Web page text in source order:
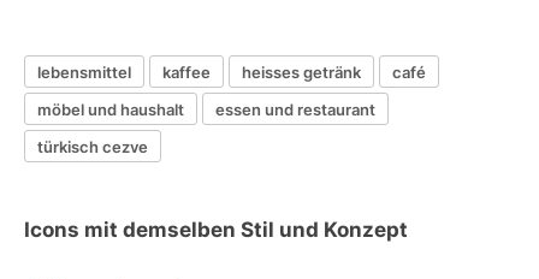
lebensmittel kaffee heisses getränk
café
möbel und haushalt
essen und restaurant
türkisch cezve
Icons mit demselben Stil und Konzept